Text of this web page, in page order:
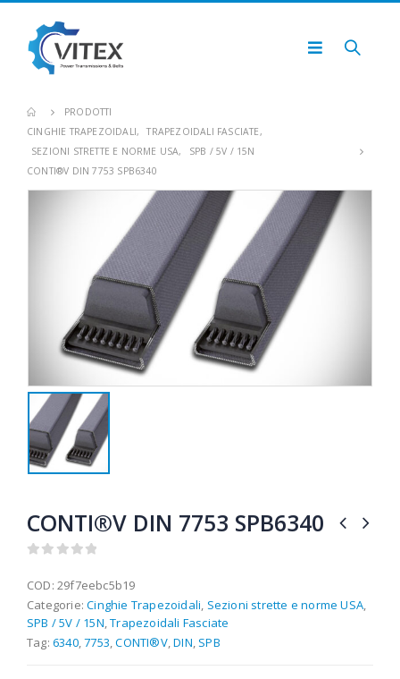
PRODOTTI
CINGHIE TRAPEZOIDALI, TRAPEZOIDALI FASCIATE,
SEZIONI STRETTE E NORME USA,
SPB / 5V / 15N
CONTI®V DIN 7753 SPB6340
CONTI®V DIN 7753 SPB6340
COD: 29f7eebc5b19
Categorie:Cinghie Trapezoidali Sezioni strette e norme USA
SPB / 5V / 15N ,Trapezoidali Fasciate
Tag: 6340,7753 ,CONTI®V,DIN SPB